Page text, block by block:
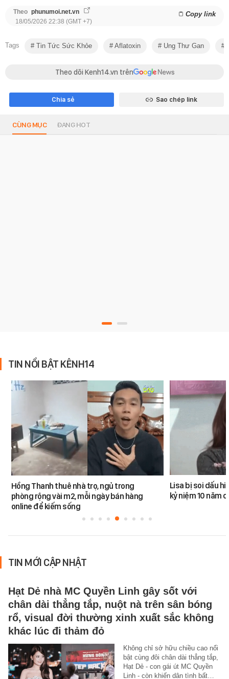
Theo phunumoi.net.vn Copy link
18/05/2026 22:38 (GMT +7)
Tags Tin Tức Sức Khỏe Aflatoxin Ung Thư Gan
Theo dõi Kenh14.vn trên
Chia sẻ Sao chép link
CÙNG MỤC ĐANG HOT
TIN NỔI BẬT KÊNH14
Hồng Thanh thuê nhà trọ, ngủ trong
phòng rộng vài m2, mỗi ngày bán hàng
online để kiếm sống
Lisa bị soi dấu
kỷ niệm 10 năm
TIN MỚI CẬP NHẬT
Hạt Dẻ nhà MC Quyền Linh gây sốt với
chân dài thẳng tắp, nuột nà trên sân bóng
rổ, visual đời thường xinh xuất sắc không
khác lúc đi thảm đỏ
Không chỉ sở hữu chiều cao nổi
bật cùng đôi chân dài thẳng tắp,
Hạt Dẻ - con gái út MC Quyền
Linh - còn khiến dân tình bất…